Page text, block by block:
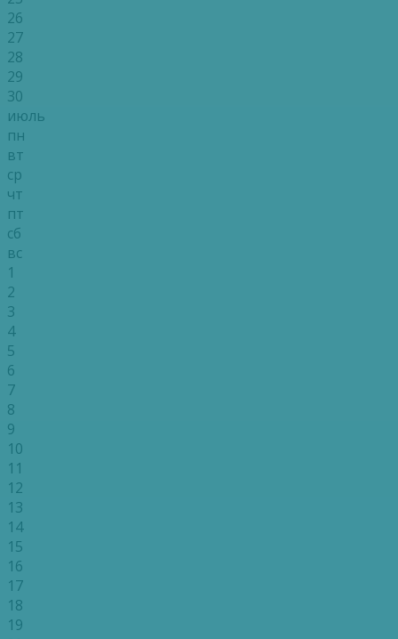
26
27
28
29
30
июль
пн
вт
ср
чт
пт
сб
вс
1
2
3
4
5
6
7
8
9
10
11
12
13
14
15
16
17
18
19